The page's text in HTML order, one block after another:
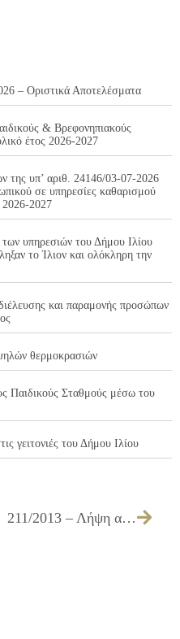
– Οριστικά Αποτελέσματα
& Βρεφονηπιακούς
έτος 2026-2027
της υπ’ αριθ. 24146/03-07-2026
σε υπηρεσίες καθαρισμού
2026-2027
υπηρεσιών του Δήμου Ιλίου
το Ίλιον και ολόκληρη την
και παραμονής προσώπων
θερμοκρασιών
Παιδικούς Σταθμούς μέσω του
γειτονιές του Δήμου Ιλίου
211/2013 – Λήψη απόφασης για επιστροφή ποσού 185,00 € υπέρ της δικαιούχου Δημόπουλου Κωνσταντίνου του Ανδρέα